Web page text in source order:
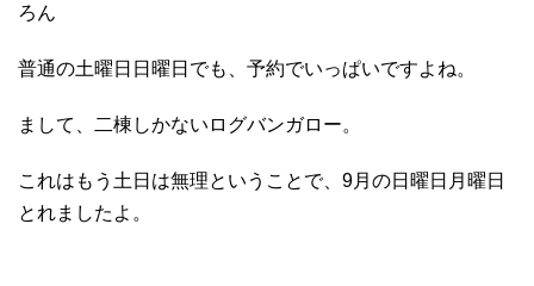
ろん
普通の土曜日日曜日でも、予約でいっぱいですよね。
まして、二棟しかないログバンガロー。
これはもう土日は無理ということで、9月の日曜日月曜日
とれましたよ。